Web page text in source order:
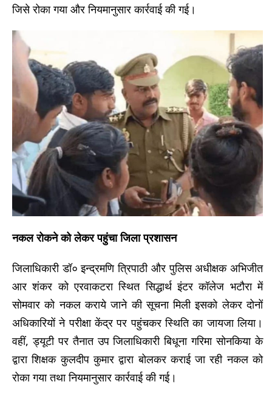
जिसे रोका गया और नियमानुसार कार्रवाई की गई।
नकल रोकने को लेकर पहुंचा जिला प्रशासन
जिलाधिकारी डॉ० इन्द्रमणि त्रिपाठी और पुलिस अधीक्षक अभिजीत
आर शंकर को एरवाकटरा स्थित सिद्धार्थ इंटर कॉलेज भटौरा में
सोमवार को नकल कराये जाने की सूचना मिली इसको लेकर दोनों
अधिकारियों ने परीक्षा केंद्र पर पहुंचकर स्थिति का जायजा लिया।
वहीं, ड्यूटी पर तैनात उप जिलाधिकारी बिधूना गरिमा सोनकिया के
द्वारा शिक्षक कुलदीप कुमार द्वारा बोलकर कराई जा रही नकल को
रोका गया तथा नियमानुसार कार्रवाई की गई।